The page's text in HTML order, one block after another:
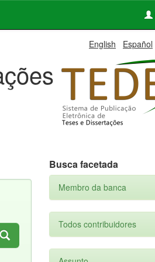
English Español
Busca facetada
Membro da banca
Todos contribuidores